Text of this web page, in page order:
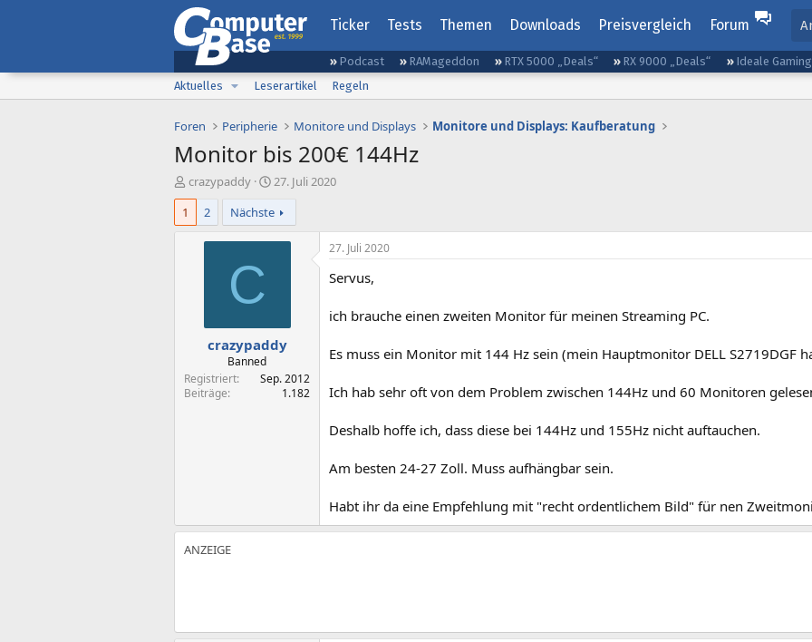
Ticker Tests Themen Downloads Preisvergleich Forum
Podcast RAMageddon RTX 5000 „Deals“ RX 9000 „Deals“ Ideale
Aktuelles
Leserartikel Regeln
Foren Peripherie Monitore und Displays Monitore und Displays: Kaufberatung
Monitor bis 200€ 144Hz
E
r
t
crazypaddy
E
r
s
t
e
m
27. Juli 2020
1
2 Nächste
C
crazypaddy
Banned
Registriert
Sep. 2012
Beiträge
1.182
27. Juli 2020
Servus,
ich brauche einen zweiten Monitor für meinen Streaming PC.
Es muss ein Monitor mit 144 Hz sein (mein Hauptmonitor DELL S2719DGF
Ich hab sehr oft von dem Problem zwischen 144Hz und 60 Monitoren
Deshalb hoffe ich, dass diese bei 144Hz und 155Hz nicht auftauchen.
Am besten 24-27 Zoll. Muss aufhängbar sein.
Habt ihr da eine Empfehlung mit "recht ordentlichem Bild" für nen